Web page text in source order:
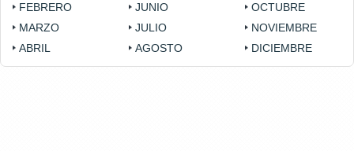
FEBRERO
MARZO
ABRIL
JUNIO
JULIO
AGOSTO
OCTUBRE
NOVIEMBRE
DICIEMBRE